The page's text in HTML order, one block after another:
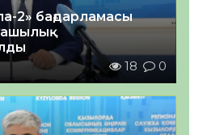
2» бағдарламасы
18 0